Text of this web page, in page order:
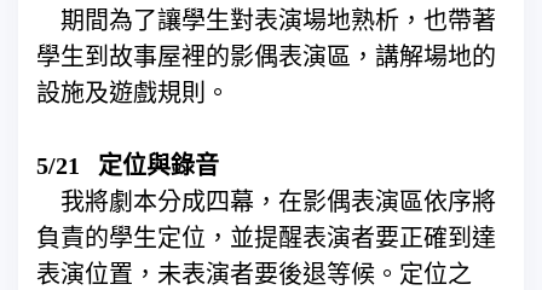
期間為了讓學生對表演場地熟析，也帶著
學生到故事屋裡的影偶表演區，講解場地的
設施及遊戲規則。
5/21 定位與錄音
我將劇本分成四幕，在影偶表演區依序將
負責的學生定位，並提醒表演者要正確到達
表演位置，未表演者要後退等候。定位之